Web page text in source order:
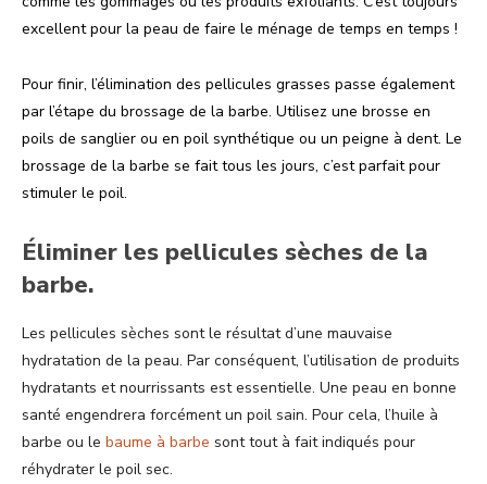
excellent pour la peau de faire le ménage de temps en temps !
Pour finir, l’élimination des pellicules grasses passe également
par l’étape du brossage de la barbe. Utilisez une brosse en
poils de sanglier ou en poil synthétique ou un peigne à dent. Le
brossage de la barbe se fait tous les jours, c’est parfait pour
stimuler le poil.
Éliminer les pellicules sèches de la
barbe.
Les pellicules sèches sont le résultat d’une mauvaise
hydratation de la peau. Par conséquent, l’utilisation de produits
hydratants et nourrissants est essentielle. Une peau en bonne
santé engendrera forcément un poil sain. Pour cela, l’huile à
barbe ou le baume à barbe sont tout à fait indiqués pour
réhydrater le poil sec.